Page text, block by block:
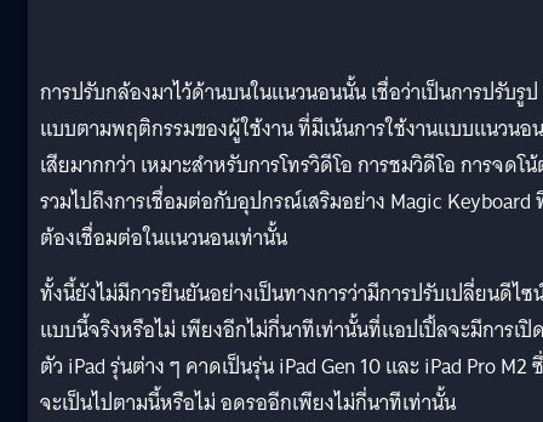
การปรับกล้องมาไว้ด้านบนในแนวนอนนั้น เชื่อว่าเป็นการปรับรูป
แบบตามพฤติกรรมของผู้ใช้งาน ที่มีเน้นการใช้งานแบบแนวนอน
เสียมากกว่า เหมาะสำหรับการโทรวิดีโอ การชมวิดีโอ การจดโ
รวมไปถึงการเชื่อมต่อกับอุปกรณ์เสริมอย่าง Magic Keyboard
ต้องเชื่อมต่อในแนวนอนเท่านั้น
ทั้งนี้ยังไม่มีการยืนยันอย่างเป็นทางการว่ามีการปรับเปลี่ยนดีไซ
แบบนี้จริงหรือไม่ เพียงอีกไม่กี่นาทีเท่านั้นที่แอปเปิ้ลจะมีการเปิ
ตัว iPad รุ่นต่าง ๆ คาดเป็นรุ่น iPad Gen 10 และ iPad Pro M2
จะเป็นไปตามนี้หรือไม่ อดรออีกเพียงไม่กี่นาทีเท่านั้น